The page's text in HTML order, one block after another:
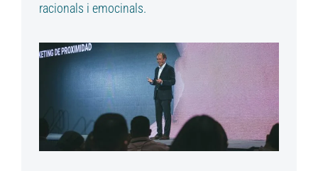
racionals i emocinals.